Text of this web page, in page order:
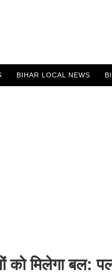
BIHAR LOCAL NEWS
को मिलेगा बल: